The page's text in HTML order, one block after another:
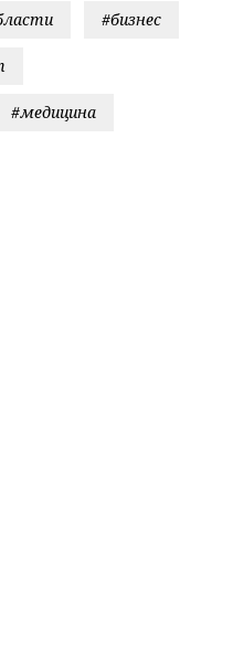
#бизнес
#медицина